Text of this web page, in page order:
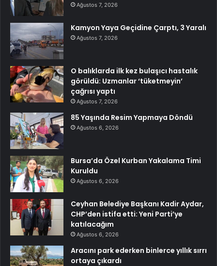
Ağustos 7, 2026
Kamyon Yaya Geçidine Çarptı, 3 Yaralı
Ağustos 7, 2026
O balıklarda ilk kez bulaşıcı hastalık
görüldü: Uzmanlar ‘tüketmeyin’
çağrısı yaptı
Ağustos 7, 2026
85 Yaşında Resim Yapmaya Döndü
Ağustos 6, 2026
Bursa’da Özel Kurban Yakalama Timi
Kuruldu
Ağustos 6, 2026
Ceyhan Belediye Başkanı Kadir Aydar,
CHP’den istifa etti: Yeni Parti’ye
katılacağım
Ağustos 6, 2026
Aracını park ederken binlerce yıllık sırrı
ortaya çıkardı